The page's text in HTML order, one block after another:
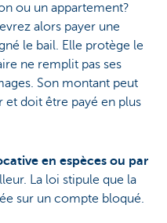
ou un appartement?
alors payer une
le bail. Elle protège le
ne remplit pas ses
Son montant peut
et doit être payé en plus
en espèces ou par
La loi stipule que la
sur un compte bloqué.